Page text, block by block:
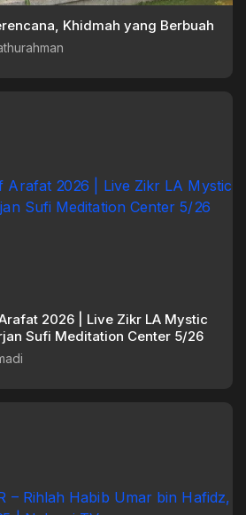
Khidmah yang Berbuah
2026 | Live Zikr LA Mystic
Sufi Meditation Center 5/26